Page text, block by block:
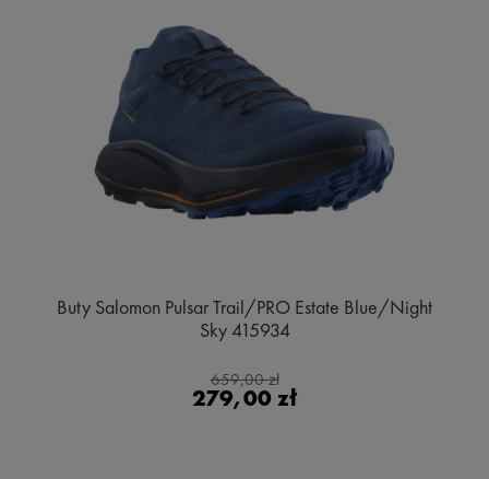
Buty Salomon Pulsar Trail/PRO Estate Blue/Night
Sky 415934
659,00 zł
279,00 zł